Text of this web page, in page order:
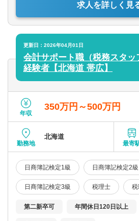
計画書の作成支援、事業承継プランの立
求人を詳しく見
更新日：2026年04月01日
会計サポート職（税務スタ
経験者【北海道 帯広】
年収
350万円～500万円
勤務地
北海道
最寄
日商簿記検定1級 日商簿記検定2級
日商簿記検定3級 税理士
第二新卒可 年間休日120日以上